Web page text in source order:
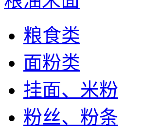
粮食类
面粉类
挂面、米粉
粉丝、粉条